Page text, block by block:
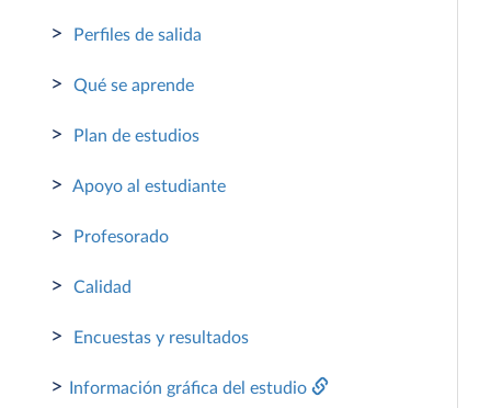
> Perfiles de salida
> Qué se aprende
> Plan de estudios
> Apoyo al estudiante
> Profesorado
> Calidad
> Encuestas y resultados
> Información gráfica del estudio